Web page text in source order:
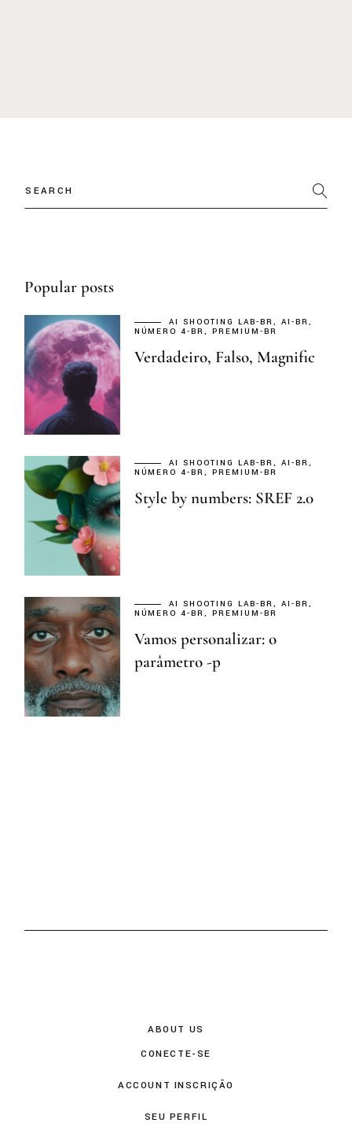
Popular posts
AI SHOOTING LAB-BR
AI-BR
NÚMERO 4-BR
PREMIUM-BR
Verdadeiro, Falso, Magnific
AI SHOOTING LAB-BR
AI-BR
NÚMERO 4-BR
PREMIUM-BR
Style by numbers: SREF 2.0
AI SHOOTING LAB-BR
AI-BR
NÚMERO 4-BR
PREMIUM-BR
Vamos personalizar: o
parâmetro -p
ABOUT US
CONECTE-SE
ACCOUNT INSCRIÇÃO
SEU PERFIL